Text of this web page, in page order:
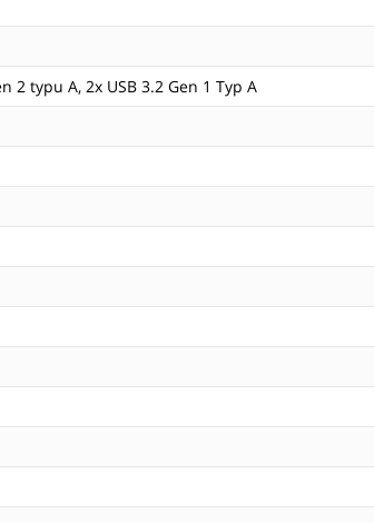
2 typu A, 2x USB 3.2 Gen 1 Typ A